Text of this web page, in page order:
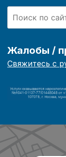
Жалобы /
Свяжитесь с